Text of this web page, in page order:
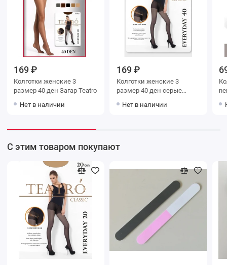
169 ₽
Колготки женские 3
размер 40 ден Загар Teatro
Нет в наличии
169 ₽
Колготки женские 3
размер 40 ден серые
Нет в наличии
С этим товаром покупают